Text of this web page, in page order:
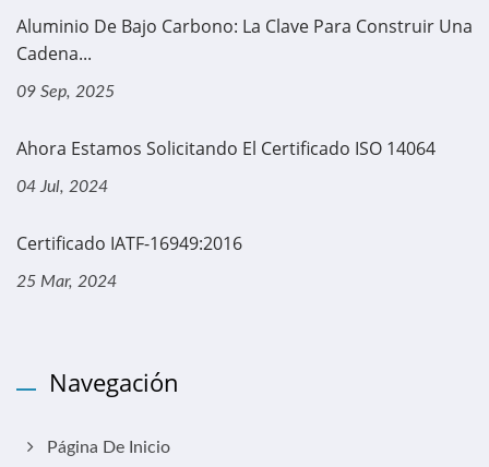
Aluminio De Bajo Carbono: La Clave Para Construir Una
Cadena...
09 Sep, 2025
Ahora Estamos Solicitando El Certificado ISO 14064
04 Jul, 2024
Certificado IATF-16949:2016
25 Mar, 2024
Navegación
Página De Inicio